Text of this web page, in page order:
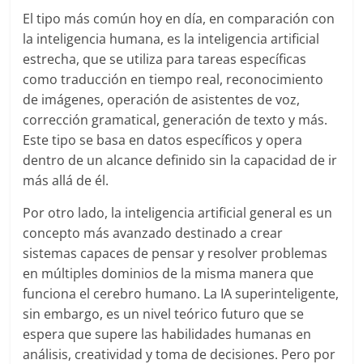
El tipo más común hoy en día, en comparación con
la inteligencia humana, es la inteligencia artificial
estrecha, que se utiliza para tareas específicas
como traducción en tiempo real, reconocimiento
de imágenes, operación de asistentes de voz,
corrección gramatical, generación de texto y más.
Este tipo se basa en datos específicos y opera
dentro de un alcance definido sin la capacidad de ir
más allá de él.
Por otro lado, la inteligencia artificial general es un
concepto más avanzado destinado a crear
sistemas capaces de pensar y resolver problemas
en múltiples dominios de la misma manera que
funciona el cerebro humano. La IA superinteligente,
sin embargo, es un nivel teórico futuro que se
espera que supere las habilidades humanas en
análisis, creatividad y toma de decisiones. Pero por